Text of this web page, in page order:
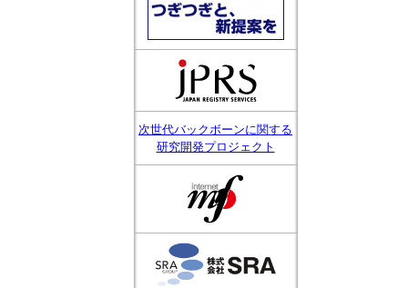
次世代バックボーンに関する
研究開発プロジェクト